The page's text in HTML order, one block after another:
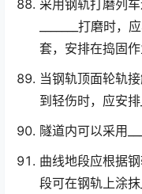
采用钢轨打磨列
_______打磨时
套，安排在捣固作
当钢轨顶面轮轨
到轻伤时，应安排
隧道内可以采用
曲线地段应根据
段可在钢轨上涂抹